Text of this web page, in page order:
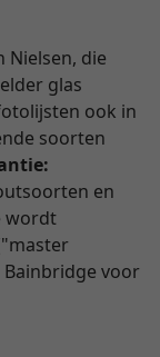
Nielsen, die
glas
ook in
soorten
en
wordt
voor